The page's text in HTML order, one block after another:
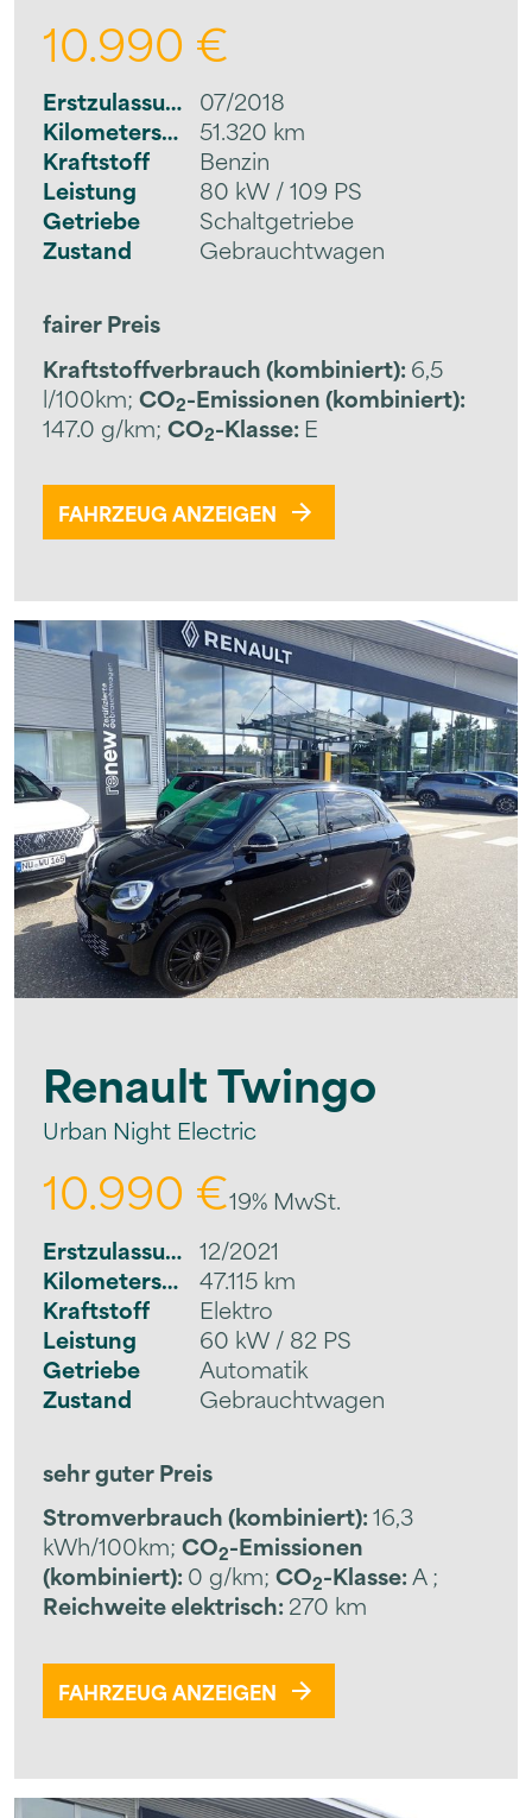
10.990 €
Erstzulassung 07/2018
Kilometerstand
51.320 km
Kraftstoff
Benzin
Leistung
80 kW / 109 PS
Getriebe
Schaltgetriebe
Zustand
Gebrauchtwagen
fairer Preis
Kraftstoffverbrauch (kombiniert): 6,5
l/100km; CO2-Emissionen (kombiniert):
147.0 g/km; CO2-Klasse: E
FAHRZEUG ANZEIGEN
RenaultTwingo
Urban Night Electric
10.990 €19% MwSt.
Erstzulassung 12/2021
Kilometerstand
47.115 km
Kraftstoff
Elektro
Leistung
60 kW / 82 PS
Getriebe
Automatik
Zustand
Gebrauchtwagen
sehr guter Preis
Stromverbrauch (kombiniert):16,3
kWh/100km; CO2-Emissionen
(kombiniert): 0 g/km; CO2-Klasse:A;
Reichweite elektrisch: 270 km
FAHRZEUG ANZEIGEN